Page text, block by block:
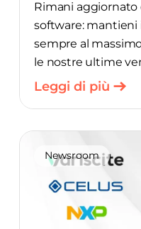
Rimani
software: mantieni
sempre al
le nostre ultime
Leggi di più
Newsroom